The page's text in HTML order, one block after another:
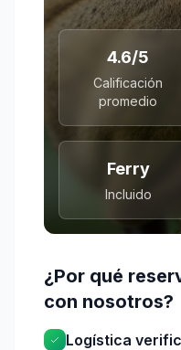
4.6/5
Calificación
promedio
Ferry
Incluido
¿Por qué
con nosotros?
Logística